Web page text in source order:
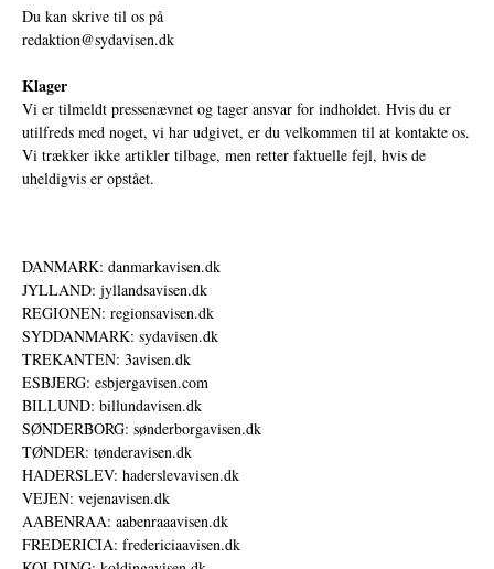
Du kan skrive til os på
redaktion@sydavisen.dk
Klager
Vi er tilmeldt pressenævnet og tager ansvar for indholdet. Hvis du er
utilfreds med noget, vi har udgivet, er du velkommen til at kontakte os.
Vi trækker ikke artikler tilbage, men retter faktuelle fejl, hvis de
uheldigvis er opstået.
DANMARK: danmarkavisen.dk
JYLLAND: jyllandsavisen.dk
REGIONEN: regionsavisen.dk
SYDDANMARK: sydavisen.dk
TREKANTEN: 3avisen.dk
ESBJERG: esbjergavisen.com
BILLUND: billundavisen.dk
SØNDERBORG: sønderborgavisen.dk
TØNDER: tønderavisen.dk
HADERSLEV: haderslevavisen.dk
VEJEN: vejenavisen.dk
AABENRAA: aabenraaavisen.dk
FREDERICIA: fredericiaavisen.dk